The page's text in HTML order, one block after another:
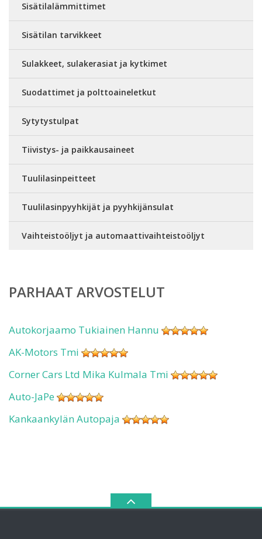
Sisätilalämmittimet
Sisätilan tarvikkeet
Sulakkeet, sulakerasiat ja kytkimet
Suodattimet ja polttoaineletkut
Sytytystulpat
Tiivistys- ja paikkausaineet
Tuulilasinpeitteet
Tuulilasinpyyhkijät ja pyyhkijänsulat
Vaihteistoöljyt ja automaattivaihteistoöljyt
PARHAAT ARVOSTELUT
Autokorjaamo Tukiainen Hannu
AK-Motors Tmi
Corner Cars Ltd Mika Kulmala Tmi
Auto-JaPe
Kankaankylän Autopaja